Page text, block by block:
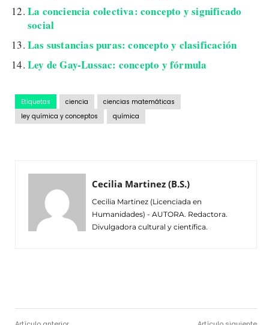
La conciencia colectiva: concepto y significado
social
Las sustancias puras: concepto y clasificación
Ley de Gay-Lussac: concepto y fórmula
Etiquetas ciencia
ciencias matemáticas
ley química y conceptos
química
Cecilia Martinez (B.S.)
Cecilia Martinez (Licenciada en
Humanidades) - AUTORA. Redactora.
Divulgadora cultural y científica.